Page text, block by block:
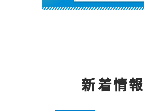
新着情報